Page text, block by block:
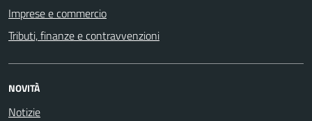
Imprese e commercio
Tributi, finanze e contravvenzioni
NOVITÀ
Notizie